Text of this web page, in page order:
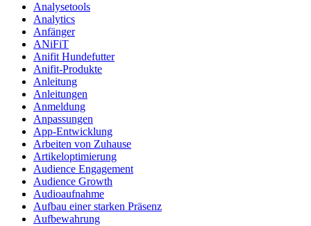
Analysetools
Analytics
Anfänger
ANiFiT
Anifit Hundefutter
Anifit-Produkte
Anleitung
Anleitungen
Anmeldung
Anpassungen
App-Entwicklung
Arbeiten von Zuhause
Artikeloptimierung
Audience Engagement
Audience Growth
Audioaufnahme
Aufbau einer starken Präsenz
Aufbewahrung